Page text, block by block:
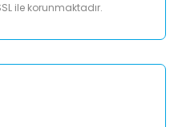
ile korunmaktadır.